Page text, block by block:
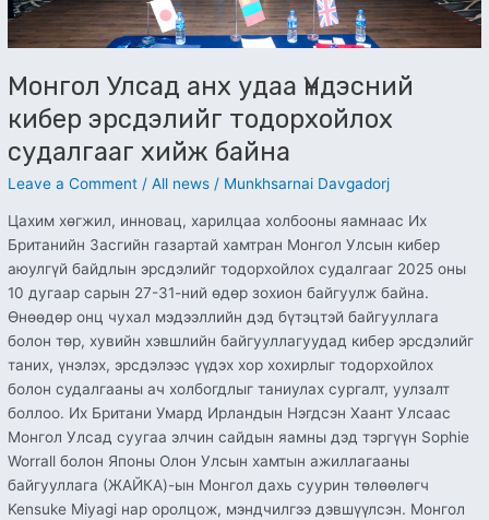
Монгол Улсад анх удаа Үндэсний
кибер эрсдэлийг тодорхойлох
судалгааг хийж байна
Leave a Comment /All news / Munkhsarnai Davgadorj
Цахим хөгжил, инновац, харилцаа холбооны яамнаас Их
Британийн Засгийн газартай хамтран Монгол Улсын кибер
аюулгүй байдлын эрсдэлийг тодорхойлох судалгааг 2025 оны
10 дугаар сарын 27-31-ний өдөр зохион байгуулж байна.
Өнөөдөр онц чухал мэдээллийн дэд бүтэцтэй байгууллага
болон төр, хувийн хэвшлийн байгууллагуудад кибер эрсдэлийг
таних, үнэлэх, эрсдэлээс үүдэх хор хохирлыг тодорхойлох
болон судалгааны ач холбогдлыг таниулах сургалт, уулзалт
боллоо. Их Британи Умард Ирландын Нэгдсэн Хаант Улсаас
Монгол Улсад суугаа элчин сайдын яамны дэд тэргүүн Sophie
Worrall болон Японы Олон Улсын хамтын ажиллагааны
байгууллага (ЖАЙКА)-ын Монгол дахь суурин төлөөлөгч
Kensuke Miyagi нар оролцож, мэндчилгээ дэвшүүлсэн. Монгол
байна